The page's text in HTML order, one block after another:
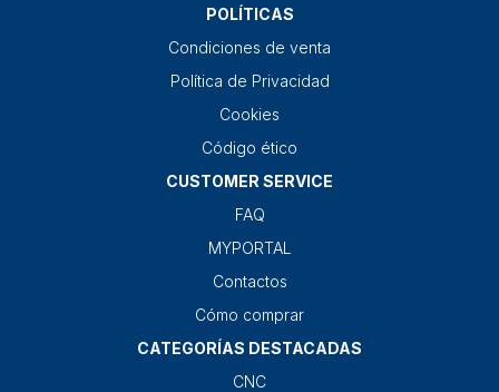
POLÍTICAS
Condiciones de venta
Política de Privacidad
Cookies
Código ético
CUSTOMER SERVICE
FAQ
MYPORTAL
Contactos
Cómo comprar
CATEGORÍAS DESTACADAS
CNC